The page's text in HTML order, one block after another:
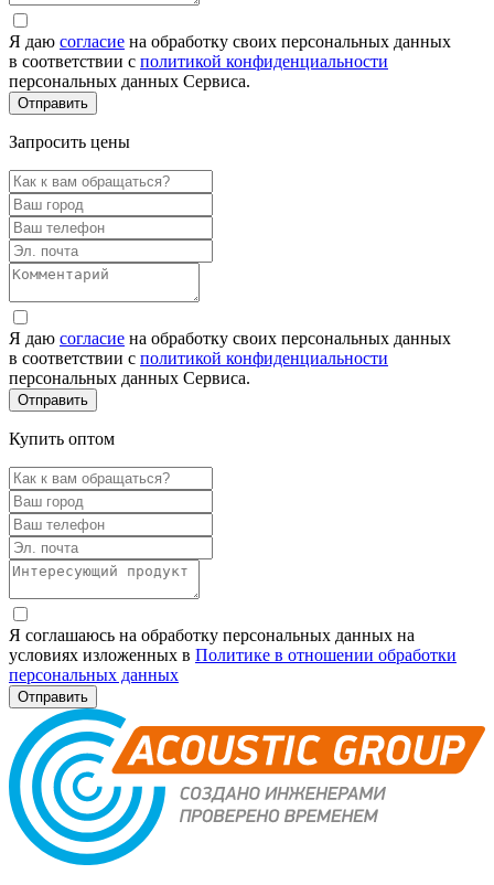
Я даю согласие на обработку своих персональных данных
в соответствии с политикой конфиденциальности
персональных данных Сервиса.
Запросить цены
Я даю согласие на обработку своих персональных данных
в соответствии с политикой конфиденциальности
персональных данных Сервиса.
Купить оптом
Я соглашаюсь на обработку персональных данных на
условиях изложенных в Политике в отношении обработки
персональных данных